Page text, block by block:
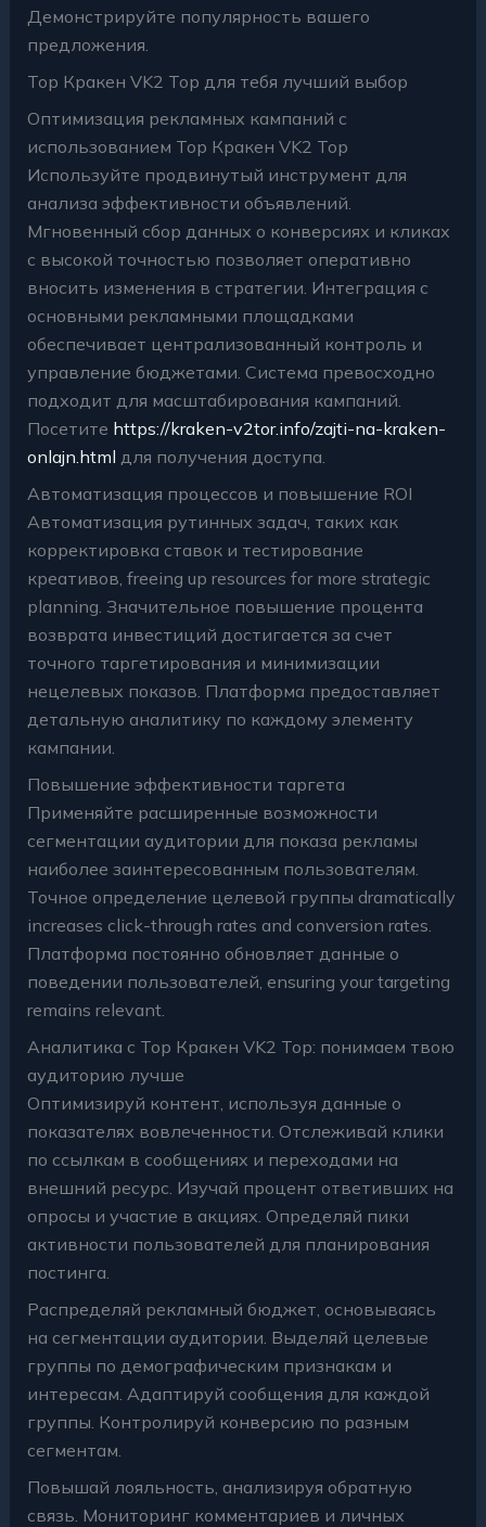
Демонстрируйте популярность вашего
предложения.
Тор Кракен VK2 Top для тебя лучший выбор
Оптимизация рекламных кампаний с
использованием Тор Кракен VK2 Top
Используйте продвинутый инструмент для
анализа эффективности объявлений.
Мгновенный сбор данных о конверсиях и кликах
с высокой точностью позволяет оперативно
вносить изменения в стратегии. Интеграция с
основными рекламными площадками
обеспечивает централизованный контроль и
управление бюджетами. Система превосходно
подходит для масштабирования кампаний.
Посетите https://kraken-v2tor.info/zajti-na-kraken-
onlajn.html для получения доступа.
Автоматизация процессов и повышение ROI
Автоматизация рутинных задач, таких как
корректировка ставок и тестирование
креативов, freeing up resources for more strategic
planning. Значительное повышение процента
возврата инвестиций достигается за счет
точного таргетирования и минимизации
нецелевых показов. Платформа предоставляет
детальную аналитику по каждому элементу
кампании.
Повышение эффективности таргета
Применяйте расширенные возможности
сегментации аудитории для показа рекламы
наиболее заинтересованным пользователям.
Точное определение целевой группы dramatically
increases click-through rates and conversion rates.
Платформа постоянно обновляет данные о
поведении пользователей, ensuring your targeting
remains relevant.
Аналитика с Тор Кракен VK2 Top: понимаем твою
аудиторию лучше
Оптимизируй контент, используя данные о
показателях вовлеченности. Отслеживай клики
по ссылкам в сообщениях и переходами на
внешний ресурс. Изучай процент ответивших на
опросы и участие в акциях. Определяй пики
активности пользователей для планирования
постинга.
Распределяй рекламный бюджет, основываясь
на сегментации аудитории. Выделяй целевые
группы по демографическим признакам и
интересам. Адаптируй сообщения для каждой
группы. Контролируй конверсию по разным
сегментам.
Повышай лояльность, анализируя обратную
связь. Мониторинг комментариев и личных